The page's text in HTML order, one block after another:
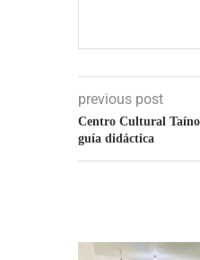
previous post
Centro Cultural Taíno
guía didáctica